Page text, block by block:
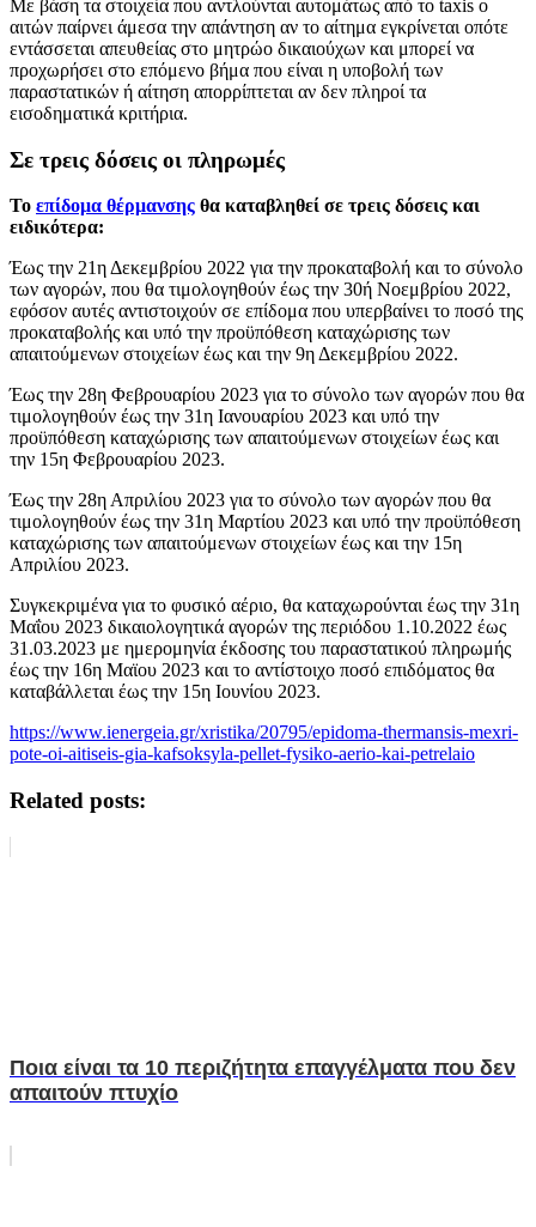
Με βάση τα στοιχεία που αντλούνται αυτομάτως από το taxis ο
αιτών παίρνει άμεσα την απάντηση αν το αίτημα εγκρίνεται οπότε
εντάσσεται απευθείας στο μητρώο δικαιούχων και μπορεί να
προχωρήσει στο επόμενο βήμα που είναι η υποβολή των
παραστατικών ή αίτηση απορρίπτεται αν δεν πληροί τα
εισοδηματικά κριτήρια.
Σε τρεις δόσεις οι πληρωμές
Το επίδομα θέρμανσης θα καταβληθεί σε τρεις δόσεις και
ειδικότερα:
Έως την 21η Δεκεμβρίου 2022 για την προκαταβολή και το σύνολο
των αγορών, που θα τιμολογηθούν έως την 30ή Νοεμβρίου 2022,
εφόσον αυτές αντιστοιχούν σε επίδομα που υπερβαίνει το ποσό της
προκαταβολής και υπό την προϋπόθεση καταχώρισης των
απαιτούμενων στοιχείων έως και την 9η Δεκεμβρίου 2022.
Έως την 28η Φεβρουαρίου 2023 για το σύνολο των αγορών που θα
τιμολογηθούν έως την 31η Ιανουαρίου 2023 και υπό την
προϋπόθεση καταχώρισης των απαιτούμενων στοιχείων έως και
την 15η Φεβρουαρίου 2023.
Έως την 28η Απριλίου 2023 για το σύνολο των αγορών που θα
τιμολογηθούν έως την 31η Μαρτίου 2023 και υπό την προϋπόθεση
καταχώρισης των απαιτούμενων στοιχείων έως και την 15η
Απριλίου 2023.
Συγκεκριμένα για το φυσικό αέριο, θα καταχωρούνται έως την 31η
Μαΐου 2023 δικαιολογητικά αγορών της περιόδου 1.10.2022 έως
31.03.2023 με ημερομηνία έκδοσης του παραστατικού πληρωμής
έως την 16η Μαϊου 2023 και το αντίστοιχο ποσό επιδόματος θα
καταβάλλεται έως την 15η Ιουνίου 2023.
https://www.ienergeia.gr/xristika/20795/epidoma-thermansis-mexri-
pote-oi-aitiseis-gia-kafsoksyla-pellet-fysiko-aerio-kai-petrelaio
Related posts:
Ποια είναι τα 10 περιζήτητα επαγγέλματα που δεν
απαιτούν πτυχίο